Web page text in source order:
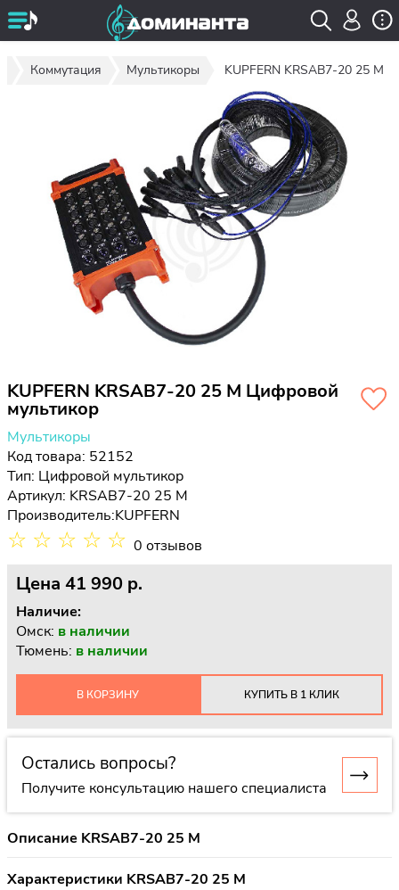
Коммутация Мультикоры KUPFERN KRSAB7-20 25 M
KUPFERN KRSAB7-20 25 M Цифровой
мультикор
Мультикоры
Код товара: 52152
Тип: Цифровой мультикор
Артикул: KRSAB7-20 25 M
Производитель:KUPFERN
☆ ☆ ☆ ☆ ☆ 0 отзывов
Цена 41 990 p.
Наличие:
Омск: в наличии
Тюмень: в наличии
В КОРЗИНУ КУПИТЬ В 1 КЛИК
Остались вопросы?
Получите консультацию нашего специалиста
Описание KRSAB7-20 25 M
Характеристики KRSAB7-20 25 M